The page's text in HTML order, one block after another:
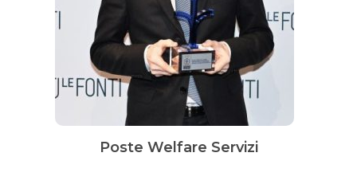
Poste Welfare Servizi